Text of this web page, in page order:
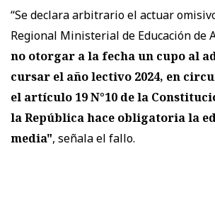
“Se declara arbitrario el actuar
Regional Ministerial de Educación de
no otorgar a la fecha un cupo al
cursar el año lectivo 2024, en
el artículo 19 N°10 de la
la República hace obligatoria la
media", señala el fallo.